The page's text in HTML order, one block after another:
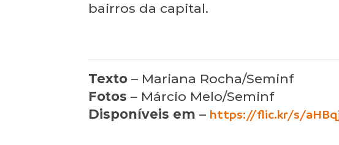
bairros da capital.
Texto – Mariana Rocha/Seminf
Fotos – Márcio Melo/Seminf
Disponíveis em – https://flic.kr/s/